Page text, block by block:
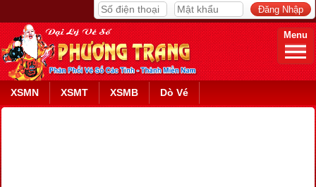
Menu
XSMN XSMT XSMB Dò Vé